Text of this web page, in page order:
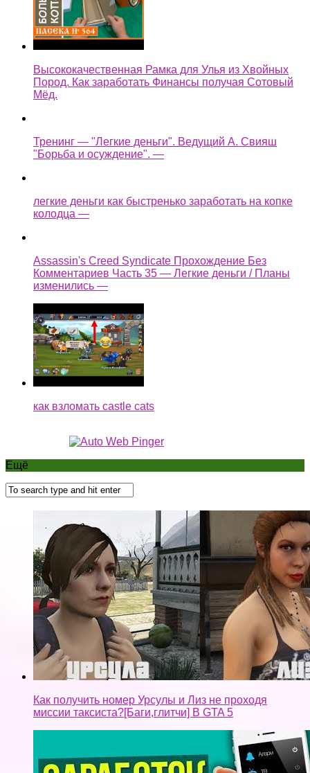
Высококачественная Рамка для Улья из Хвойных
Пород. Как заработать Финансы получая Сотовый
Мёд.
Тренинг — "Легкие деньги". Ведущий А. Свияш
"Борьба и осуждение". —
легкие деньги как быстренько заработать на копке
колодца —
Assassin's Creed Syndicate Прохождение Без
Комментариев Часть 35 — Легкие деньги / Планы
изменились —
как взломать castle cats
Ещё
Как получить номер Урсулы и Лиз не проходя
миссии таксиста?[Баги,глитчи] В GTA 5